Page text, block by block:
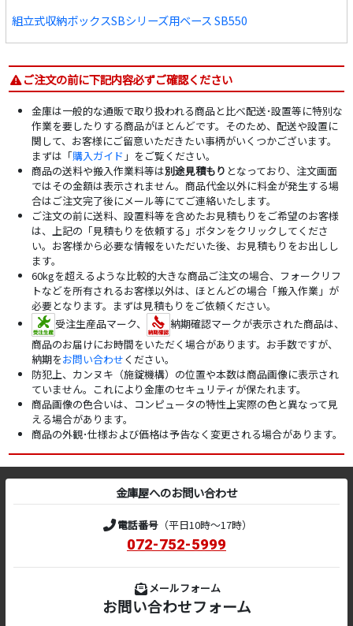
組立式収納ボックスSBシリーズ用ベース SB550
ご注文の前に下記内容必ずご確認ください
金庫は一般的な通販で取り扱われる商品と比べ配送･設置等に特別な
作業を要したりする商品がほとんどです。そのため、配送や設置に
関して、お客様にご留意いただきたい事柄がいくつかございます。
まずは「購入ガイド 」をご覧ください。
商品の送料や搬入作業料等は別途見積もり となっており、注文画面
ではその金額は表示されません。商品代金以外に料金が発生する場
合はご注文完了後にメール等にてご連絡いたします。
ご注文の前に送料、設置料等を含めたお見積もりをご希望のお客様
は、上記の「見積もりを依頼する」ボタンをクリックしてくださ
い。お客様から必要な情報をいただいた後、お見積もりをお出しし
ます。
60kgを超えるような比較的大きな商品ご注文の場合、フォークリフ
トなどを所有されるお客様以外は、ほとんどの場合「搬入作業」が
必要となります。まずは見積もりをご依頼ください。
受注生産品マーク、
納期確認マークが表示された商品は、
商品のお届けにお時間をいただく場合があります。お手数ですが、
納期をお問い合わせください。
防犯上、カンヌキ（施錠機構）の位置や本数は商品画像に表示され
ていません。これにより金庫のセキュリティが保たれます。
商品画像の色合いは、コンピュータの特性上実際の色と異なって見
える場合があります。
商品の外観･仕様および価格は予告なく変更される場合があります。
金庫屋へのお問い合わせ
電話番号（平日10時～17時）
072-752-5999
メールフォーム
お問い合わせフォーム